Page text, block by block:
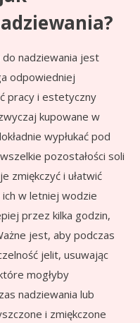
nadziewania jest
odpowiedniej
pracy i estetyczny
kupowane w
wypłukać pod
pozostałości soli
zmiękczyć i ułatwić
w letniej wodzie
przez kilka godzin,
jest, aby podczas
jelit, usuwając
mogłyby
nadziewania lub
i zmiękczone